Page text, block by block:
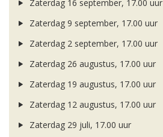
Zaterdag 16 september, 17.00 uur
Zaterdag 9 september, 17.00 uur
Zaterdag 2 september, 17.00 uur
Zaterdag 26 augustus, 17.00 uur
Zaterdag 19 augustus, 17.00 uur
Zaterdag 12 augustus, 17.00 uur
Zaterdag 29 juli, 17.00 uur